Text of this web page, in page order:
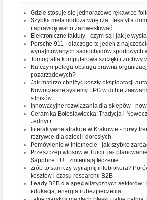
Gdzie stosuje się jednorazowe rękawice
Szybka metamorfoza wnętrza. Tekstylia
naprawdę warto zainwestować
Elektroniczne faktury - czym są i jak je
Porsche 911 - dlaczego to jeden z
wynajmowanych samochodów sportowych
Tomografia komputerowa szczęki i żuchwy
Na czym polega obsługa prawna organizacji
pozarządowych?
Jak mądrze obniżyć koszty eksploatacji
Nowoczesne systemy LPG w dobie
silników
Innowacyjne rozwiązania dla sklepów -
Ceramika Bolesławiecka: Tradycja i
Jednym
Interaktywne atrakcje w Krakowie - nowy
rozrywce dla dzieci i dorosłych
Pomówienie w internecie - jak szybko
Przeszczep włosów w Turcji: jak
Sapphire FUE zmieniają leczenie
Zrób to sam czy wynajmij infobrokera?
kosztów i czasu researchu B2B
Leady B2B dla specjalistycznych sektorów:
edukacja, energia i ubezpieczenia